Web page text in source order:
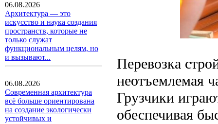
06.08.2026
Архитектура — это
искусство и наука создания
пространств, которые не
только служат
функциональным целям, но
и вызывают...
06.08.2026
Современная архитектура
всё больше ориентирована
на создание экологически
устойчивых и
Перевозка
неотъемлемая
Грузчики
обеспечивая